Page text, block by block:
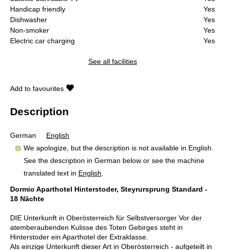
Handicap friendly
Yes
Dishwasher
Yes
Non-smoker
Yes
Electric car charging
Yes
See all facilities
Add to favourites
Description
German
English
We apologize, but the description is not available in English.
See the description in German below or see the machine
translated text in English
Dormio Aparthotel Hinterstoder, Steyrursprung Standard -
18 Nächte
DIE Unterkunft in Oberösterreich für Selbstversorger Vor der
atemberaubenden Kulisse des Toten Gebirges steht in
Hinterstoder ein Aparthotel der Extraklasse.
Als einzige Unterkunft dieser Art in Oberösterreich - aufgeteilt in